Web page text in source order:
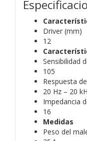
Driver (mm)
12
Sensibilidad
105
Respuesta
20 Hz – 20
Impedancia
16
Medidas
Peso del